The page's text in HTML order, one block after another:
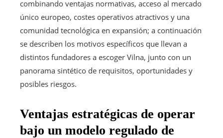
combinando ventajas normativas, acceso al mercado
único europeo, costes operativos atractivos y una
comunidad tecnológica en expansión; a continuación
se describen los motivos específicos que llevan a
distintos fundadores a escoger Vilna, junto con un
panorama sintético de requisitos, oportunidades y
posibles riesgos.
Ventajas estratégicas de operar
bajo un modelo regulado de